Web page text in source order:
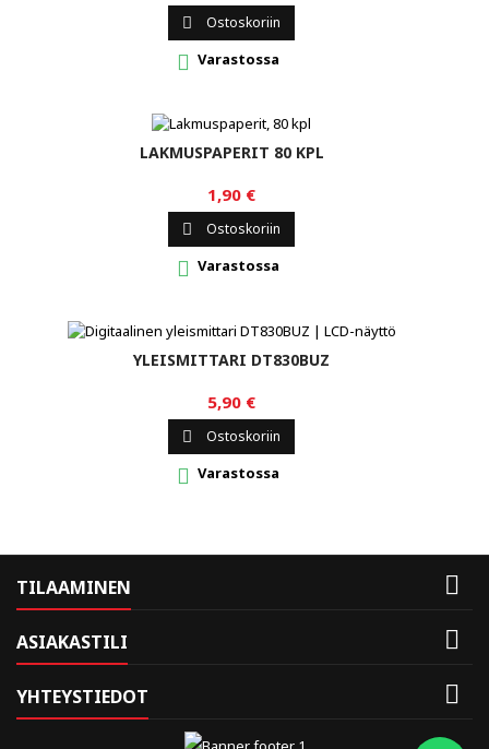
 Ostoskoriin
 Varastossa
LAKMUSPAPERIT 80 KPL
1,90 €
 Ostoskoriin
 Varastossa
YLEISMITTARI DT830BUZ
5,90 €
 Ostoskoriin
 Varastossa
TILAAMINEN 
ASIAKASTILI 
YHTEYSTIEDOT 